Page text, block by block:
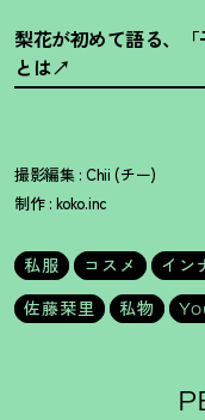
梨花が初めて語る、
とは
撮影編集 : Chii (チー)
制作 : koko.inc
私服 コスメ イン
佐藤栞里
私物